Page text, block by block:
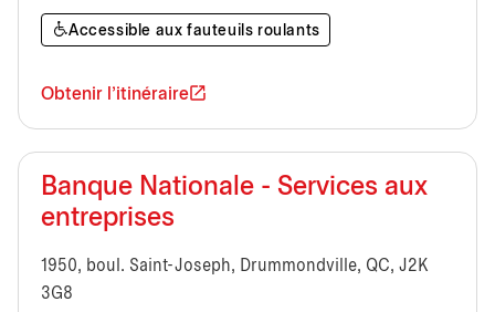
Accessible aux fauteuils roulants
Obtenir l'itinéraire
Banque Nationale - Services aux
entreprises
1950, boul. Saint-Joseph, Drummondville, QC, J2K
3G8